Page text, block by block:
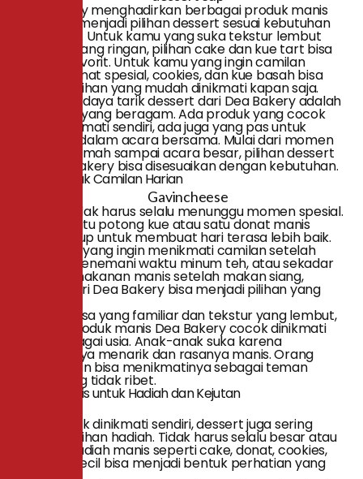
Dea Bakery menghadirkan berbagai produk manis
yang bisa menjadi pilihan dessert sesuai kebutuhan
dan selera. Untuk kamu yang suka tekstur lembut
dan rasa yang ringan, pilihan cake dan kue tart bisa
menjadi favorit. Untuk kamu yang ingin camilan
praktis, donat spesial, cookies, dan kue basah bisa
menjadi pilihan yang mudah dinikmati kapan saja.
Salah satu daya tarik dessert dari Dea Bakery adalah
variasinya yang beragam. Ada produk yang cocok
untuk dinikmati sendiri, ada juga yang pas untuk
dibagikan dalam acara bersama. Mulai dari momen
santai di rumah sampai acara besar, pilihan dessert
dari Dea Bakery bisa disesuaikan dengan kebutuhan.
Cocok untuk Camilan Harian
Dessert tidak harus selalu menunggu momen spesial.
Kadang, satu potong kue atau satu donat manis
sudah cukup untuk membuat hari terasa lebih baik.
Bagi kamu yang ingin menikmati camilan setelah
bekerja, menemani waktu minum teh, atau sekadar
mencari makanan manis setelah makan siang,
dessert dari Dea Bakery bisa menjadi pilihan yang
Dengan rasa yang familiar dan tekstur yang lembut,
produk-produk manis Dea Bakery cocok dinikmati
oleh berbagai usia. Anak-anak suka karena
tampilannya menarik dan rasanya manis. Orang
dewasa pun bisa menikmatinya sebagai teman
santai yang tidak ribet.
Pilihan Manis untuk Hadiah dan Kejutan
Selain untuk dinikmati sendiri, dessert juga sering
menjadi pilihan hadiah. Tidak harus selalu besar atau
mewah, hadiah manis seperti cake, donat, cookies,
atau kue kecil bisa menjadi bentuk perhatian yang